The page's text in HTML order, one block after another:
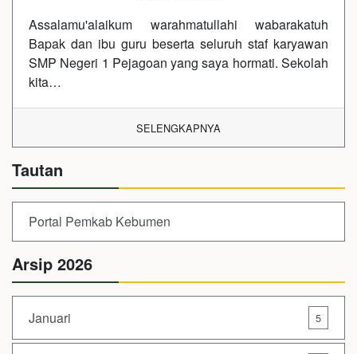
Assalamu'alaikum warahmatullahi wabarakatuh
Bapak dan ibu guru beserta seluruh staf karyawan
SMP Negeri 1 Pejagoan yang saya hormati. Sekolah
kita…
SELENGKAPNYA
Tautan
Portal Pemkab Kebumen
Arsip 2026
Januari 5